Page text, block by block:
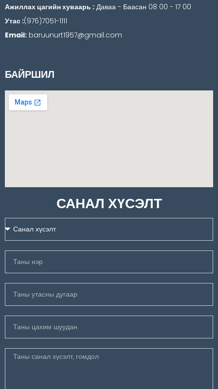
Ажиллах цагийн хуваарь : Даваа - Баасан 08 00 - 17 00
Утас :(976)7051-1111
Email: baruunurt1957@gmail.com
БАЙРШИЛ
САНАЛ ХҮСЭЛТ